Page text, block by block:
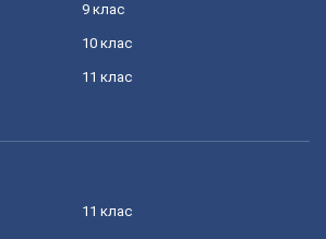
9 клас
10 клас
11 клас
11 клас